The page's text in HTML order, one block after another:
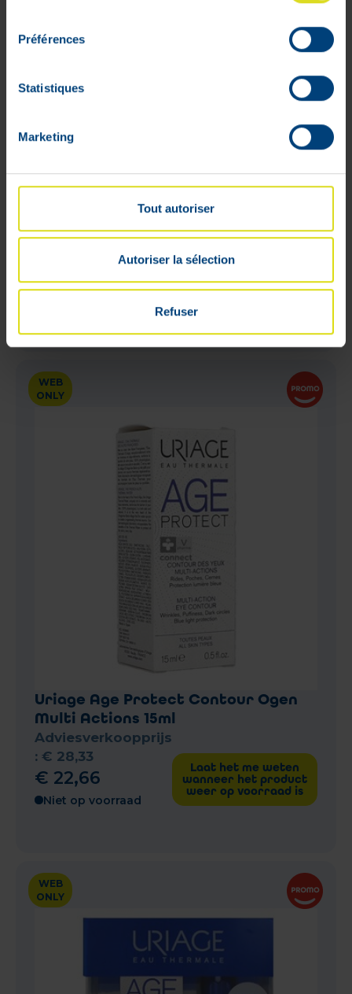
Préférences
Statistiques
Marketing
Tout autoriser
Autoriser la sélection
Refuser
40ml+cr Nacht 10ml
Adviesverkoopprijs
€24,16
Laat het me weten
wanneer het product
weer op voorraad is
WEB
ONLY
Uriage Age Protect Contour Ogen
Multi Actions 15ml
Adviesverkoopprijs
: € 28,33
€ 22,66
Niet op voorraad
Laat het me weten
wanneer het product
weer op voorraad is
WEB
ONLY